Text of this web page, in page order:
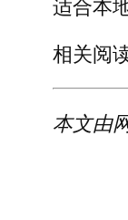
适合本
相关阅
本文由